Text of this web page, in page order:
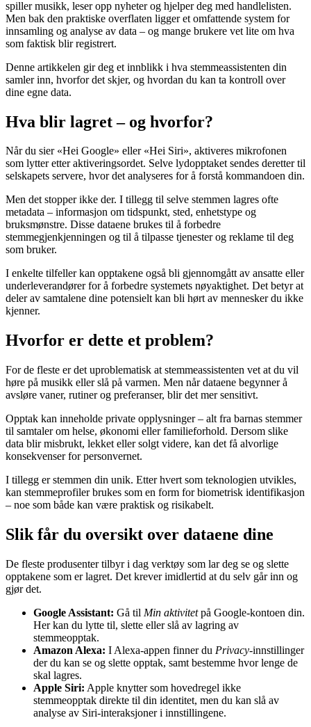
spiller musikk, leser opp nyheter og hjelper deg med handlelisten.
Men bak den praktiske overflaten ligger et omfattende system for
innsamling og analyse av data – og mange brukere vet lite om hva
som faktisk blir registrert.
Denne artikkelen gir deg et innblikk i hva stemmeassistenten din
samler inn, hvorfor det skjer, og hvordan du kan ta kontroll over
dine egne data.
Hva blir lagret – og hvorfor?
Når du sier «Hei Google» eller «Hei Siri», aktiveres mikrofonen
som lytter etter aktiveringsordet. Selve lydopptaket sendes deretter til
selskapets servere, hvor det analyseres for å forstå kommandoen din.
Men det stopper ikke der. I tillegg til selve stemmen lagres ofte
metadata – informasjon om tidspunkt, sted, enhetstype og
bruksmønstre. Disse dataene brukes til å forbedre
stemmegjenkjenningen og til å tilpasse tjenester og reklame til deg
som bruker.
I enkelte tilfeller kan opptakene også bli gjennomgått av ansatte eller
underleverandører for å forbedre systemets nøyaktighet. Det betyr at
deler av samtalene dine potensielt kan bli hørt av mennesker du ikke
kjenner.
Hvorfor er dette et problem?
For de fleste er det uproblematisk at stemmeassistenten vet at du vil
høre på musikk eller slå på varmen. Men når dataene begynner å
avsløre vaner, rutiner og preferanser, blir det mer sensitivt.
Opptak kan inneholde private opplysninger – alt fra barnas stemmer
til samtaler om helse, økonomi eller familieforhold. Dersom slike
data blir misbrukt, lekket eller solgt videre, kan det få alvorlige
konsekvenser for personvernet.
I tillegg er stemmen din unik. Etter hvert som teknologien utvikles,
kan stemmeprofiler brukes som en form for biometrisk identifikasjon
– noe som både kan være praktisk og risikabelt.
Slik får du oversikt over dataene dine
De fleste produsenter tilbyr i dag verktøy som lar deg se og slette
opptakene som er lagret. Det krever imidlertid at du selv går inn og
gjør det.
Google Assistant: Gå til Min aktivitetpå Google-kontoen din.
Her kan du lytte til, slette eller slå av lagring av
stemmeopptak.
Amazon Alexa: I Alexa-appen finner du Privacy-innstillinger
der du kan se og slette opptak, samt bestemme hvor lenge de
skal lagres.
Apple Siri: Apple knytter som hovedregel ikke
stemmeopptak direkte til din identitet, men du kan slå av
analyse av Siri-interaksjoner i innstillingene.